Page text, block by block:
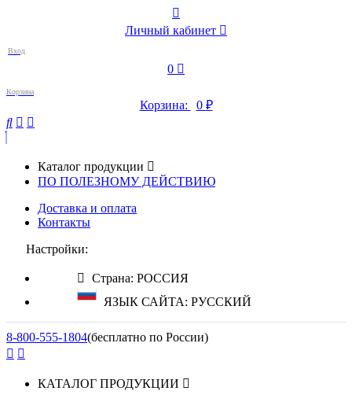
Личный кабинет
Вход
0
Корзина
Корзина: 0 ₽
Каталог продукции
ПО ПОЛЕЗНОМУ ДЕЙСТВИЮ
Доставка и оплата
Контакты
Настройки:
Страна: РОССИЯ
ЯЗЫК САЙТА: РУССКИЙ
8-800-555-1804(бесплатно по России)
КАТАЛОГ ПРОДУКЦИИ